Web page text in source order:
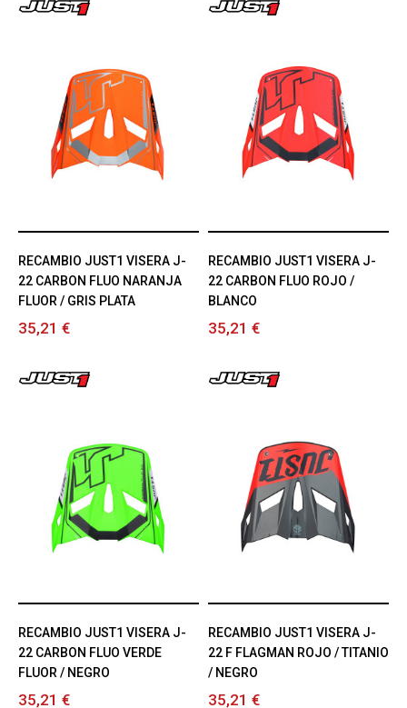
RECAMBIO JUST1 VISERA J-
22 CARBON FLUO NARANJA
FLUOR / GRIS PLATA
35,21 €
RECAMBIO JUST1 VISERA J-
22 CARBON FLUO ROJO /
BLANCO
35,21 €
RECAMBIO JUST1 VISERA J-
22 CARBON FLUO VERDE
FLUOR / NEGRO
35,21 €
RECAMBIO JUST1 VISERA J-
22 F FLAGMAN ROJO / TITANIO
/ NEGRO
35,21 €